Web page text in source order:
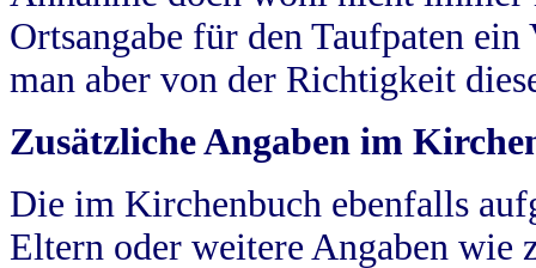
Ortsangabe für den Taufpaten
man aber von der Richtigkeit
Zusätzliche Angaben im
Die im Kirchenbuch ebenfalls
Eltern oder weitere Angaben wie